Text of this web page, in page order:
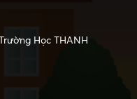
Học THANH